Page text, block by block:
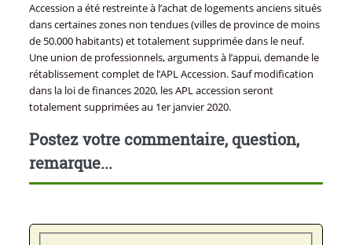
Accession a été restreinte à l’achat de logements anciens situés
dans certaines zones non tendues (villes de province de moins
de 50.000 habitants) et totalement supprimée dans le neuf.
Une union de professionnels, arguments à l’appui, demande le
rétablissement complet de l’APL Accession. Sauf modification
dans la loi de finances 2020, les APL accession seront
totalement supprimées au 1er janvier 2020.
Postez votre commentaire, question,
remarque...